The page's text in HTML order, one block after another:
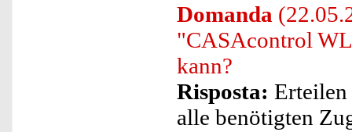
Domanda
"CASAcontrol
kann?
Risposta: Erteilen
alle benötigten